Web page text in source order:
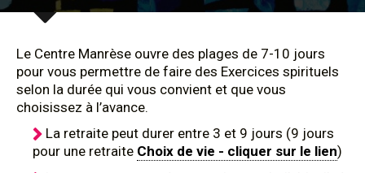
Le Centre Manrèse ouvre des plages de 7-10 jours
pour vous permettre de faire des Exercices spirituels
selon la durée qui vous convient et que vous
choisissez à l’avance.
La retraite peut durer entre 3 et 9 jours (9 jours
pour une retraite Choix de vie - cliquer sur le lien)